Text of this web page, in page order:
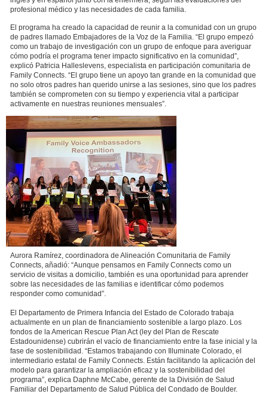
profesional médico y las necesidades de cada familia.
El programa ha creado la capacidad de reunir a la comunidad con un grupo
de padres llamado Embajadores de la Voz de la Familia. “El grupo empezó
como un trabajo de investigación con un grupo de enfoque para averiguar
cómo podría el programa tener impacto significativo en la comunidad”,
explicó Patricia Halleslevens, especialista en participación comunitaria de
Family Connects. “El grupo tiene un apoyo tan grande en la comunidad que
no solo otros padres han querido unirse a las sesiones, sino que los padres
también se comprometen con su tiempo y experiencia vital a participar
activamente en nuestras reuniones mensuales”.
Aurora Ramírez, coordinadora de Alineación Comunitaria de Family
Connects, añadió: “Aunque pensamos en Family Connects como un
servicio de visitas a domicilio, también es una oportunidad para aprender
sobre las necesidades de las familias e identificar cómo podemos
responder como comunidad”.
El Departamento de Primera Infancia del Estado de Colorado trabaja
actualmente en un plan de financiamiento sostenible a largo plazo. Los
fondos de la American Rescue Plan Act (ley del Plan de Rescate
Estadounidense) cubrirán el vacío de financiamiento entre la fase inicial y la
fase de sostenibilidad. “Estamos trabajando con Illuminate Colorado, el
intermediario estatal de Family Connects. Están facilitando la aplicación del
modelo para garantizar la ampliación eficaz y la sostenibilidad del
programa”, explica Daphne McCabe, gerente de la División de Salud
Familiar del Departamento de Salud Pública del Condado de Boulder.